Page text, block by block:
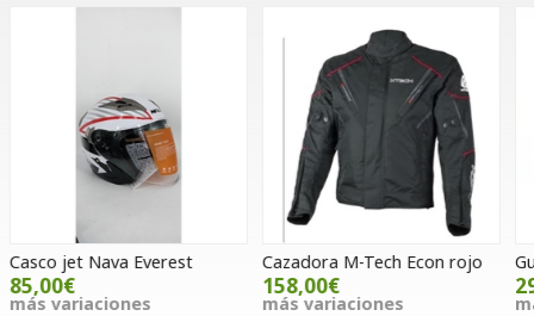
Cazadora M-Tech Econ rojo
158,00€
más variaciones
Guantes Answer AR2
29,00€
más variaciones